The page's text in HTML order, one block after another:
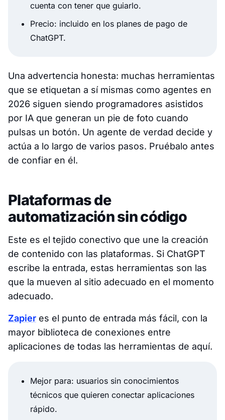
cuenta con tener que guiarlo.
Precio: incluido en los planes de pago de
ChatGPT.
Una advertencia honesta: muchas herramientas
que se etiquetan a sí mismas como agentes en
2026 siguen siendo programadores asistidos
por IA que generan un pie de foto cuando
pulsas un botón. Un agente de verdad decide y
actúa a lo largo de varios pasos. Pruébalo antes
de confiar en él.
Plataformas de
automatización sin código
Este es el tejido conectivo que une la creación
de contenido con las plataformas. Si ChatGPT
escribe la entrada, estas herramientas son las
que la mueven al sitio adecuado en el momento
adecuado.
Zapier es el punto de entrada más fácil, con la
mayor biblioteca de conexiones entre
aplicaciones de todas las herramientas de aquí.
Mejor para: usuarios sin conocimientos
técnicos que quieren conectar aplicaciones
rápido.